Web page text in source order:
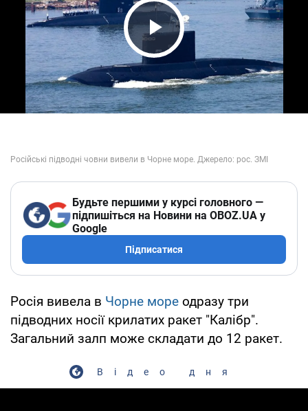
Play Video
Будьте першими у курсі головного —
підпишіться на Новини на OBOZ.UA у
Google
Підписатися
Росія вивела в Чорне море одразу три
підводних носії крилатих ракет "Калібр".
Загальний залп може складати до 12 ракет.
Відео дня